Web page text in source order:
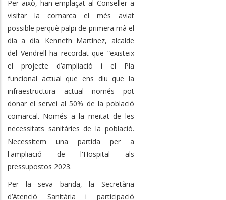
Per això, han emplaçat al Conseller a
visitar la comarca el més aviat
possible perquè palpi de primera mà el
dia a dia. Kenneth Martínez, alcalde
del Vendrell ha recordat que “existeix
el projecte d’ampliació i el Pla
funcional actual que ens diu que la
infraestructura actual només pot
donar el servei al 50% de la població
comarcal. Només a la meitat de les
necessitats sanitàries de la població.
Necessitem una partida per a
l'ampliació de l'Hospital als
pressupostos 2023.
Per la seva banda, la Secretària
d’Atenció Sanitària i participació